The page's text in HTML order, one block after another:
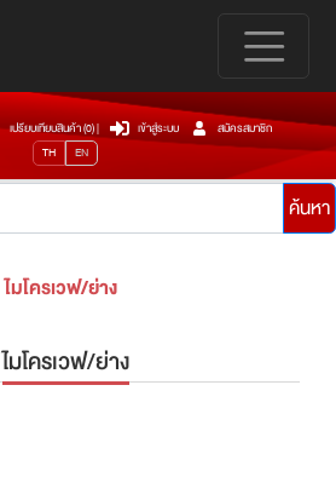
เปรียบเทียบสินค้า (0)| เข้าสู่ระบบ
สมัครสมาชิก
TH
EN
ค้นหา
ไมโครเวฟ/ย่าง
ไมโครเวฟ/ย่าง